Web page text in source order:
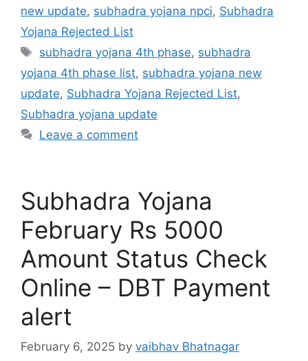
new update, subhadra yojana npci, Subhadra
Yojana Rejected List
Tags
subhadra yojana 4th phase, subhadra
yojana 4th phase list, subhadra yojana new
update, Subhadra Yojana Rejected List,
Subhadra yojana update
Leave a comment
Subhadra Yojana
February Rs 5000
Amount Status Check
Online – DBT Payment
alert
February 6, 2025 by vaibhav Bhatnagar